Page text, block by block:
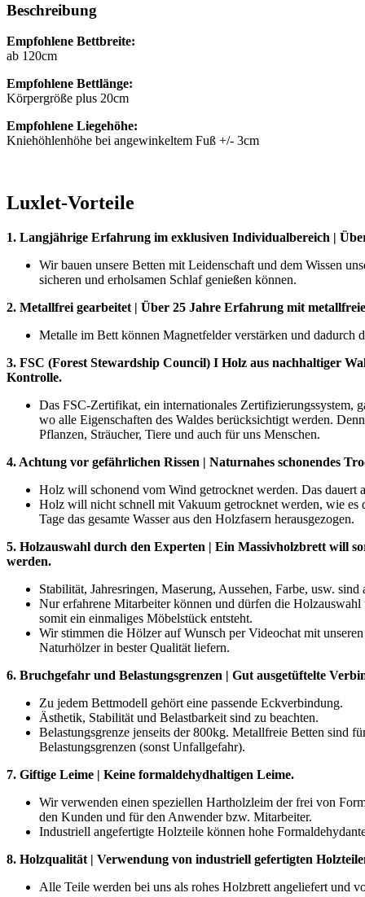
Beschreibung
Empfohlene Bettbreite:
ab 120cm
Empfohlene Bettlänge:
Körpergröße plus 20cm
Empfohlene Liegehöhe:
Kniehöhlenhöhe bei angewinkeltem Fuß +/- 3cm
Luxlet-Vorteile
1. Langjährige Erfahrung im exklusiven Individualbereich |
Wir bauen unsere Betten mit Leidenschaft und dem Wissen
sicheren und erholsamen Schlaf genießen können.
2. Metallfrei gearbeitet | Über 25 Jahre Erfahrung mit
Metalle im Bett können Magnetfelder verstärken und dadurch
3. FSC (Forest Stewardship Council) I Holz aus nachhaltiger
Kontrolle.
Das FSC-Zertifikat, ein internationales Zertifizierungssystem,
wo alle Eigenschaften des Waldes berücksichtigt werden.
Pflanzen, Sträucher, Tiere und auch für uns Menschen.
4. Achtung vor gefährlichen Rissen | Naturnahes schonendes
Holz will schonend vom Wind getrocknet werden. Das dauert
Holz will nicht schnell mit Vakuum getrocknet werden, wie
Tage das gesamte Wasser aus den Holzfasern herausgezogen.
5. Holzauswahl durch den Experten | Ein Massivholzbrett will
werden.
Stabilität, Jahresringen, Maserung, Aussehen, Farbe, usw. sind
Nur erfahrene Mitarbeiter können und dürfen die
somit ein einmaliges Möbelstück entsteht.
Wir stimmen die Hölzer auf Wunsch per Videochat mit
Naturhölzer in bester Qualität liefern.
6. Bruchgefahr und Belastungsgrenzen | Gut ausgetüftelte
Zu jedem Bettmodell gehört eine passende Eckverbindung.
Ästhetik, Stabilität und Belastbarkeit sind zu beachten.
Belastungsgrenze jenseits der 800kg. Metallfreie Betten sind
Belastungsgrenzen (sonst Unfallgefahr).
7. Giftige Leime | Keine formaldehydhaltigen Leime.
Wir verwenden einen speziellen Hartholzleim der frei von
den Kunden und für den Anwender bzw. Mitarbeiter.
Industriell angefertigte Holzteile können hohe
8. Holzqualität | Verwendung von industriell gefertigten
Alle Teile werden bei uns als rohes Holzbrett angeliefert und